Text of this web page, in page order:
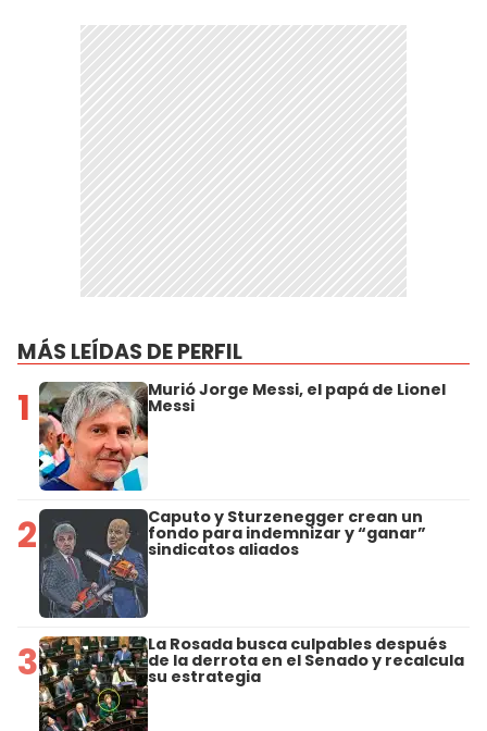
MÁS LEÍDAS DE PERFIL
1 Murió Jorge Messi, el papá de Lionel
Messi
2 Caputo y Sturzenegger crean un
fondo para indemnizar y “ganar”
sindicatos aliados
3 La Rosada busca culpables después
de la derrota en el Senado y recalcula
su estrategia